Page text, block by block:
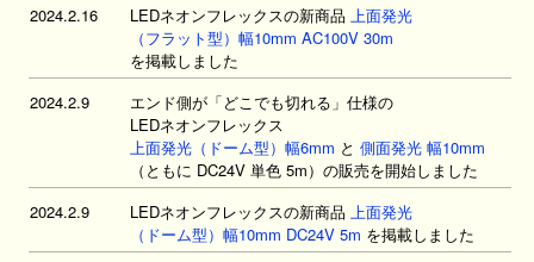
2024.2.16
LEDネオンフレックスの新商品上面発光
（フラット型）幅10mm AC100V 30m
を掲載しました
2024.2.9
エンド側が「どこでも切れる」仕様の
LEDネオンフレックス
上面発光（ドーム型）幅6mm と側面発光 幅10mm
（ともに DC24V 単色 5m）の販売を開始しました
2024.2.9
LEDネオンフレックスの新商品 上面発光
（ドーム型）幅10mm DC24V 5m を掲載しました